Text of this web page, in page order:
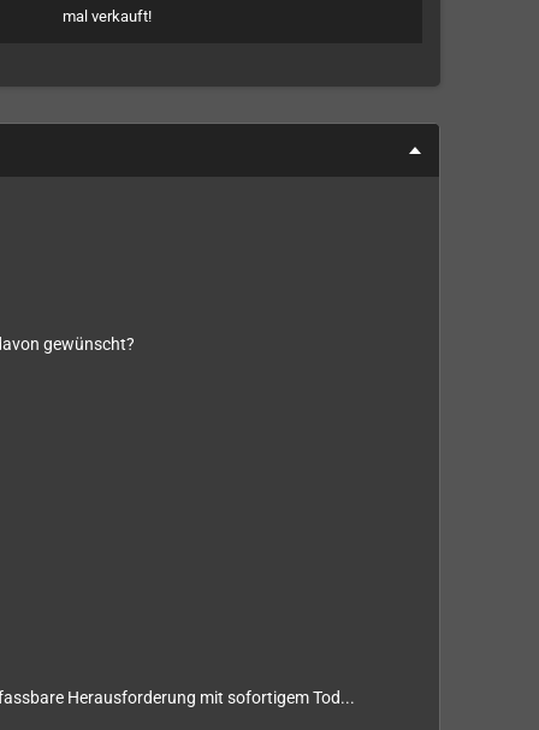
mal verkauft!
gewünscht?
Herausforderung mit sofortigem Tod...